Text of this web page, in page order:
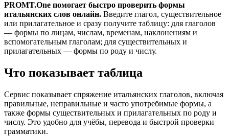
PROMT.One помогает быстро проверить формы
итальянских слов онлайн. Введите глагол, существительное
или прилагательное и сразу получите таблицу: для глаголов
— формы по лицам, числам, временам, наклонениям и
вспомогательным глаголам; для существительных и
прилагательных — формы по роду и числу.
Что показывает таблица
Сервис показывает спряжение итальянских глаголов, включая
правильные, неправильные и часто употребимые формы, а
также формы существительных и прилагательных по роду и
числу. Это удобно для учёбы, перевода и быстрой проверки
грамматики.